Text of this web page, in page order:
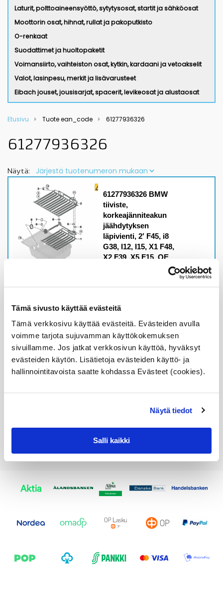
Tämä sivusto käyttää evästeitä
Tämä verkkosivu käyttää evästeitä. Evästeiden avulla
voimme tarjota sujuvamman käyttökokemuksen
sivuillamme. Jos jatkat verkkosivun käyttöä, hyväksyt
evästeiden käytön. Lisätietoja evästeiden käyttö- ja
hallinnointitavoista saatte kohdassa Evästeet (cookies).
Näytä tiedot
Salli kaikki
Laturit, polttoaineensyöttö, sytytysosat, startit ja sähköosat
Moottorin osat, hihnat, rullat ja pakoputkisto
O-renkaat
Suodattimet ja huoltopaketit
Voimansiirto, vaihteiston osat, kytkin, kardaani ja vetoakselit
Valot, lasinpesu, merkit ja lisävarusteet
Eibach jouset, jousisarjat, spacerit, levikeosat ja alustaosat
Etusivu Tuote ean_code 61277936326
61277936326
Näytä:
61277936326 BMW
tiiviste,
korkeajänniteakun
jäähdytyksen
läpivienti, 2′ F45, i8
G38, I12, I15, X1 F48,
X2 F39, X5 F15, OE
X1 F48, X2 F39, X5 F15,
F60korkeajänniteakun
läpivientitarkista
sopivuus lisätiedoista
Alkuperäinen BMW osa
Varastossa,
toimitusaika 1-3pv
20,52€
Lisää ostoskoriin